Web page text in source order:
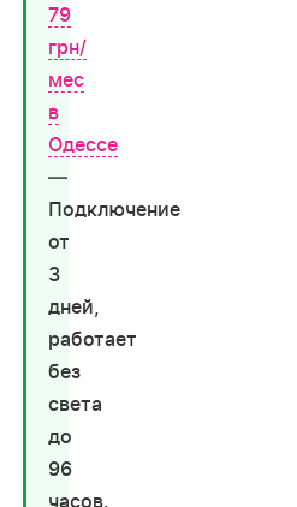
79
грн/
мес
в
Одессе
—
Подключение
от
3
дней,
работает
без
света
до
96
часов.